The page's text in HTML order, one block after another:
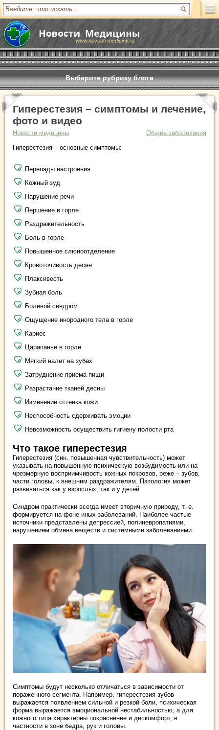
www.novosti-mediciny.ru
Выберите рубрику блога
Гиперестезия – симптомы и лечение,
фото и видео
Новости медицины
Общие заболевания
Гиперестезия – основные симптомы:
Перепады настроения
Кожный зуд
Нарушение речи
Першение в горле
Раздражительность
Боль в горле
Повышенное слюноотделение
Кровоточивость десен
Плаксивость
Зубная боль
Болевой синдром
Ощущение инородного тела в горле
Кариес
Царапанье в горле
Мягкий налет на зубах
Затруднение приема пищи
Разрастание тканей десны
Изменение оттенка кожи
Неспособность сдерживать эмоции
Невозможность осуществить гигиену полости рта
Что такое гиперестезия
Гиперестезия (син. повышенная чувствительность) может
указывать на повышенную психическую возбудимость или на
чрезмерную восприимчивость кожных покровов, реже – зубов,
части головы, к внешним раздражителям. Патология может
развиваться как у взрослых, так и у детей.
Синдром практически всегда имеет вторичную природу, т. е.
формируется на фоне иных заболеваний. Наиболее частые
источники представлены депрессией, полиневропатиями,
нарушением обмена веществ и системными заболеваниями.
Симптомы будут несколько отличаться в зависимости от
пораженного сегмента. Например, гиперестезия зубов
выражается появлением сильной и резкой боли, психическая
форма выражается эмоциональной нестабильностью, а для
кожного типа характерны покраснение и дискомфорт, в
частности в зоне бедра, рук и головы.